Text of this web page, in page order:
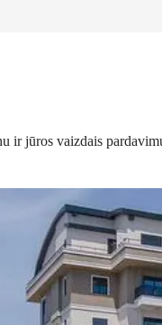
ir jūros vaizdais